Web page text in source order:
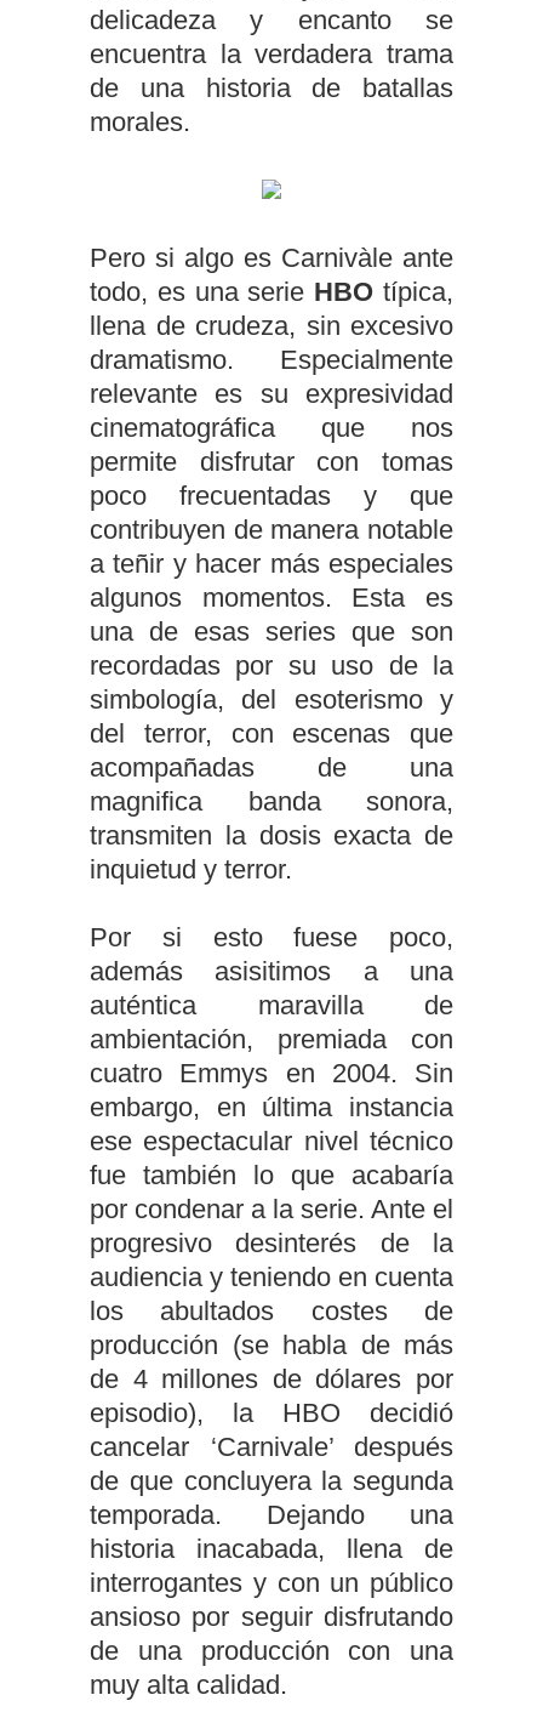
delicadeza y encanto se
encuentra la verdadera trama
de una historia de batallas
morales.
Pero si algo es Carnivàle ante
todo, es una serie HBO típica,
llena de crudeza, sin excesivo
dramatismo. Especialmente
relevante es su expresividad
cinematográfica que nos
permite disfrutar con tomas
poco frecuentadas y que
contribuyen de manera notable
a teñir y hacer más especiales
algunos momentos. Esta es
una de esas series que son
recordadas por su uso de la
simbología, del esoterismo y
del terror, con escenas que
acompañadas de una
magnifica banda sonora,
transmiten la dosis exacta de
inquietud y terror.
Por si esto fuese poco,
además asisitimos a una
auténtica maravilla de
ambientación, premiada con
cuatro Emmys en 2004. Sin
embargo, en última instancia
ese espectacular nivel técnico
fue también lo que acabaría
por condenar a la serie. Ante el
progresivo desinterés de la
audiencia y teniendo en cuenta
los abultados costes de
producción (se habla de más
de 4 millones de dólares por
episodio), la HBO decidió
cancelar ‘Carnivale’ después
de que concluyera la segunda
temporada. Dejando una
historia inacabada, llena de
interrogantes y con un público
ansioso por seguir disfrutando
de una producción con una
muy alta calidad.